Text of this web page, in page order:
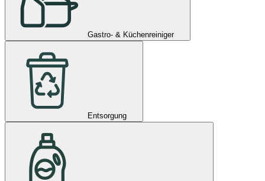
Gastro- & Küchenreiniger
Entsorgung